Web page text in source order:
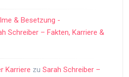
& Besetzung -
Schreiber – Fakten, Karriere &
Karriere zu Sarah Schreiber –